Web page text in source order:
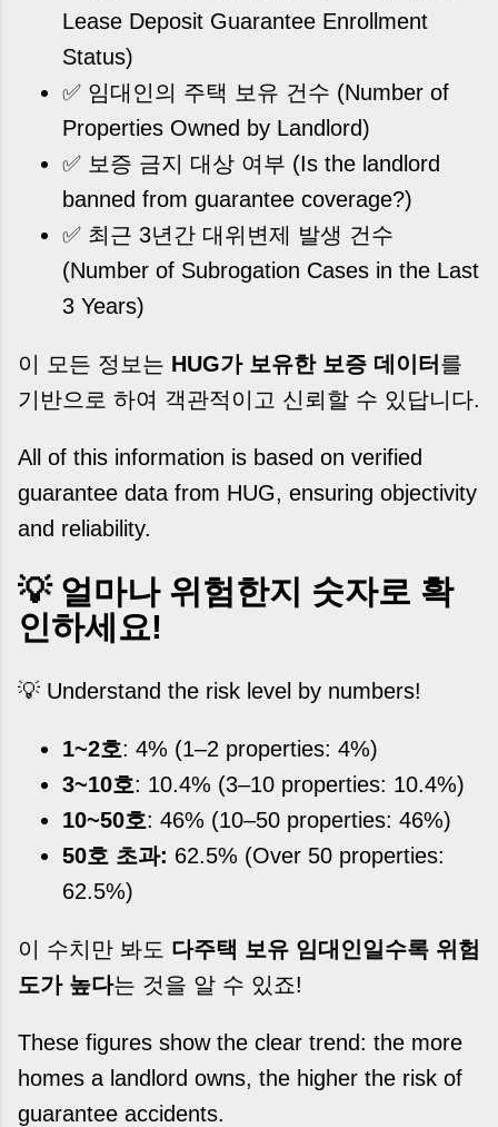
Lease Deposit Guarantee Enrollment
Status)
✅ 임대인의 주택 보유 건수 (Number of
Properties Owned by Landlord)
✅ 보증 금지 대상 여부 (Is the landlord
banned from guarantee coverage?)
✅ 최근 3년간 대위변제 발생 건수
(Number of Subrogation Cases in the Last
3 Years)
이 모든 정보는 HUG가 보유한 보증 데이터 를
기반으로 하여 객관적이고 신뢰할 수 있답니다.
All of this information is based on verified
guarantee data from HUG, ensuring objectivity
and reliability.
💡 얼마나 위험한지 숫자로 확
인하세요!
💡 Understand the risk level by numbers!
1~2호: 4% (1–2 properties: 4%)
3~10호: 10.4% (3–10 properties: 10.4%)
10~50호: 46% (10–50 properties: 46%)
50호 초과: 62.5% (Over 50 properties:
62.5%)
이 수치만 봐도 다주택 보유 임대인일수록 위험
도가 높다는 것을 알 수 있죠!
These figures show the clear trend: the more
homes a landlord owns, the higher the risk of
guarantee accidents.